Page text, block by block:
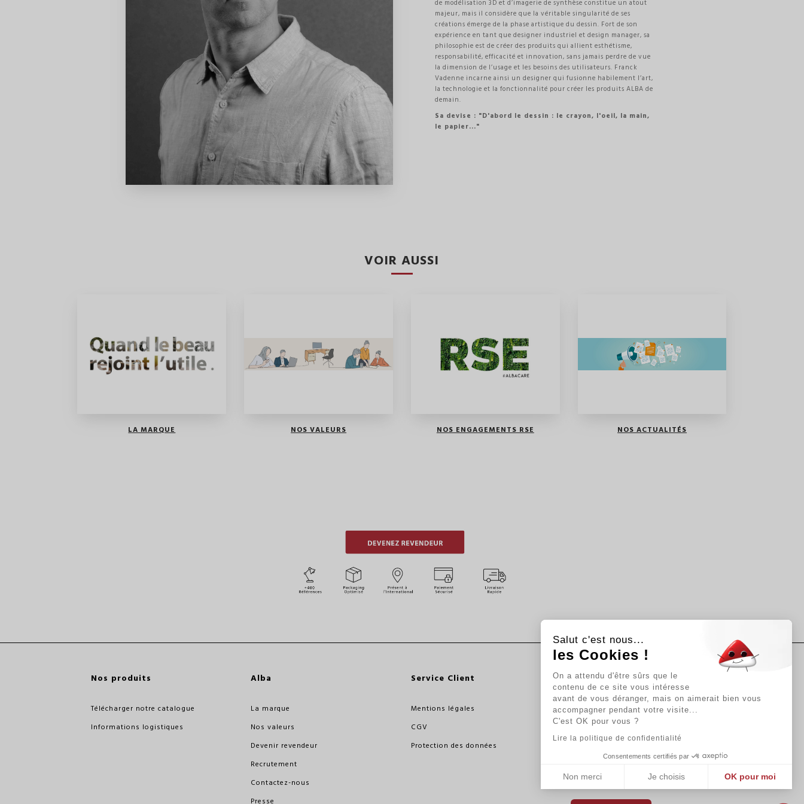
de modélisation 3D et d’imagerie de synthèse constitue un atout
majeur, mais il considère que la véritable singularité de ses
créations émerge de la phase artistique du dessin. Fort de son
expérience en tant que designer industriel et design manager, sa
philosophie est de créer des produits qui allient esthétisme,
responsabilité, efficacité et innovation, sans jamais perdre de vue
la dimension de l’usage et les besoins des utilisateurs. Franck
Vadenne incarne ainsi un designer qui fusionne habilement l’art,
la technologie et la fonctionnalité pour créer les produits ALBA de
demain.
Sa devise : "D'abord le dessin : le crayon, l'oeil, la main,
le papier..."
VOIR AUSSI
LA MARQUE NOS VALEURS NOS ENGAGEMENTS RSE NOS ACTUALITÉS
Nos produits
Télécharger notre catalogue
Informations logistiques
Alba
La marque
Nos valeurs
Devenir revendeur
Recrutement
Contactez-nous
Presse
Service Client
Mentions légales
CGV
Protection des données
Suivez-nous
Newsletter
notre Politique de confidentialité.
Salut c'est nous...
les Cookies !
On a attendu d'être sûrs que le
contenu de ce site vous intéresse
avant de vous déranger, mais on aimerait bien vous
accompagner pendant votre visite...
C'est OK pour vous ?
Lire la politique de confidentialité
Consentements certifiés par
Non merci Je choisis OK pour moi